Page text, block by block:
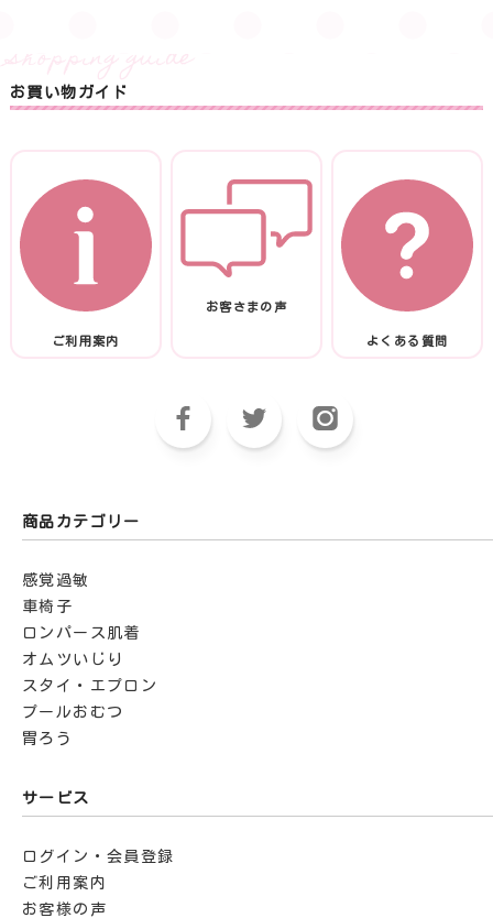
お買い物ガイド
ご利用案内
お客さまの声
よくある質問
商品カテゴリー
感覚過敏
車椅子
ロンパース肌着
オムツいじり
スタイ・エプロン
プールおむつ
胃ろう
サービス
ログイン・会員登録
ご利用案内
お客様の声